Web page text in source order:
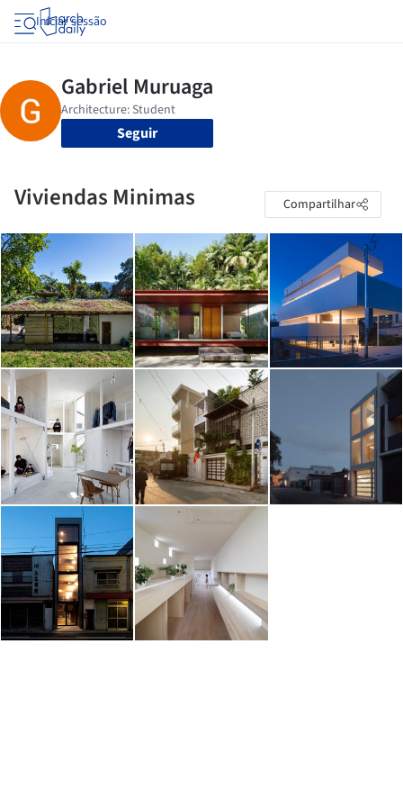
Iniciar sessão
Seguir
Viviendas Minimas Compartilhar